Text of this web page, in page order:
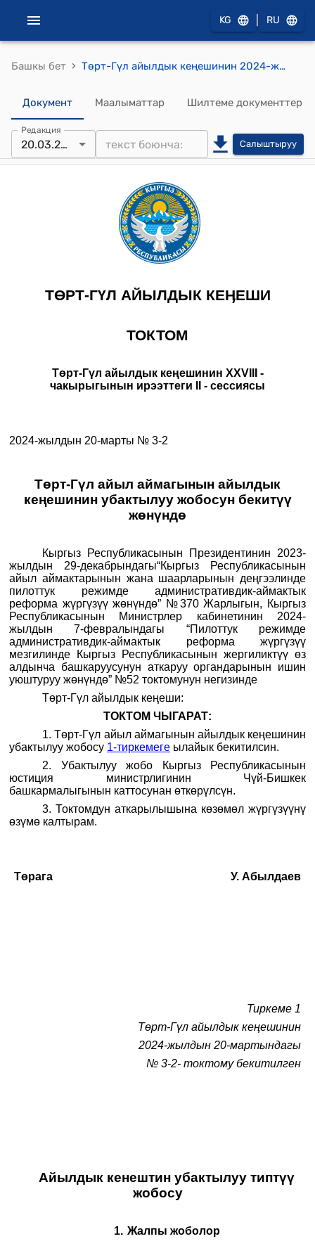
KG RU
Башкы бет › Төрт-Гүл айылдык кеңешинин 2024-жылдын 20-мартындагы № 3-2 "Төрт-Гүл айыл аймагынын айылдык кеңешинин убактылуу жобосун бекитүү жөнүндө" токтому
Документ Маалыматтар Шилтеме документтер
Редакция
20.03.2024 Салыштыруу